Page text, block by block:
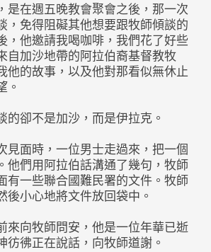
是在週五晚教會聚會之後，那一次
，免得阻礙其他想要跟牧師傾談的
，他邀請我喝咖啡，我們花了好些
自加沙地帶的阿拉伯裔基督教牧
他的故事，以及他對那看似無休止
。
的卻不是加沙，而是伊拉克。
見面時，一位男士走過來，把一個
他們用阿拉伯話溝通了幾句，牧師
有一些聯合國難民署的文件。牧師
後小心地將文件放回袋中。
來向牧師問安，他是一位年華已逝
彷彿正在說話，向牧師道謝。